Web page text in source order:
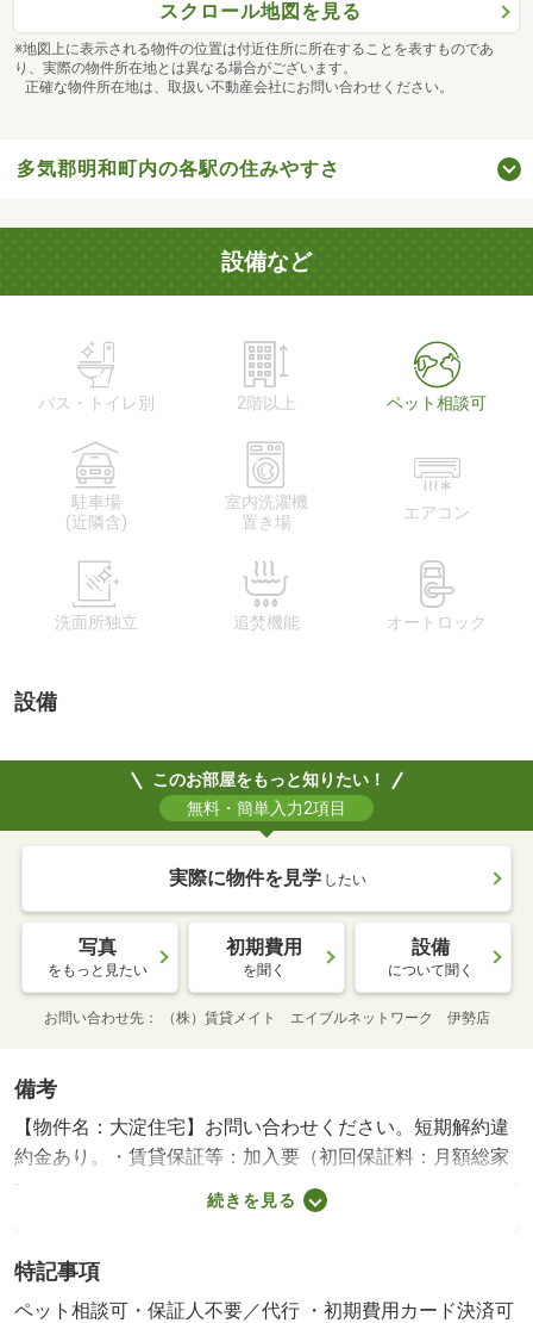
スクロール地図を見る
※地図上に表示される物件の位置は付近住所に所在することを表すものであ
り、実際の物件所在地とは異なる場合がございます。
正確な物件所在地は、取扱い不動産会社にお問い合わせください。
多気郡明和町内の各駅の住みやすさ
設備など
バス・トイレ別 2階以上 ペット相談可
駐車場
(近隣含)
室内洗濯機
置き場
エアコン
洗面所独立 追焚機能 オートロック
設備
このお部屋をもっと知りたい！
無料・簡単入力2項目
実際に物件を見学 したい
写真
をもっと見たい
初期費用
を聞く
設備
について聞く
お問い合わせ先 （株）賃貸メイト エイブルネットワーク 伊勢店
備考
【物件名：大淀住宅】お問い合わせください。短期解約違
約金あり。・賃貸保証等：加入要（初回保証料：月額総家
賃の６０％ 引落手数料：総家賃の１％ 更新料：１０，
０００円 （１年毎））・維持費等：Ｃ＆Ｃ会費１，７０
合わせください。・バイク置場：なし・駐輪場：なし・仲
介手数料：０．５５ヶ月
続きを見る
特記事項
ペット相談可・保証人不要／代行 ・初期費用カード決済可